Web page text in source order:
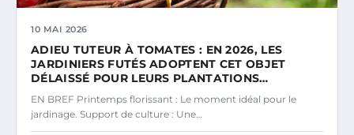
10 MAI 2026
ADIEU TUTEUR À TOMATES : EN 2026, LES
JARDINIERS FUTÉS ADOPTENT CET OBJET
DÉLAISSÉ POUR LEURS PLANTATIONS…
EN BREF Printemps florissant : Le moment idéal pour le
jardinage. Support de culture : Une…